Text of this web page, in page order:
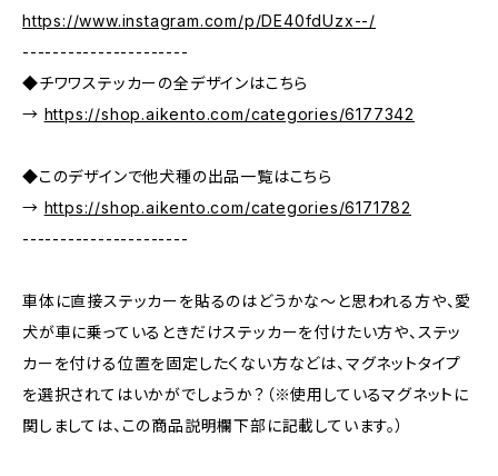
https://www.instagram.com/p/DE40fdUzx--/
----------------------
◆チワワステッカーの全デザインはこちら
→ https://shop.aikento.com/categories/6177342
◆このデザインで他犬種の出品一覧はこちら
→ https://shop.aikento.com/categories/6171782
----------------------
車体に直接ステッカーを貼るのはどうかな～と思われる方や、愛
犬が車に乗っているときだけステッカーを付けたい方や、ステッ
カーを付ける位置を固定したくない方などは、マグネットタイプ
を選択されてはいかがでしょうか？（※使用しているマグネットに
関しましては、この商品説明欄下部に記載しています。）